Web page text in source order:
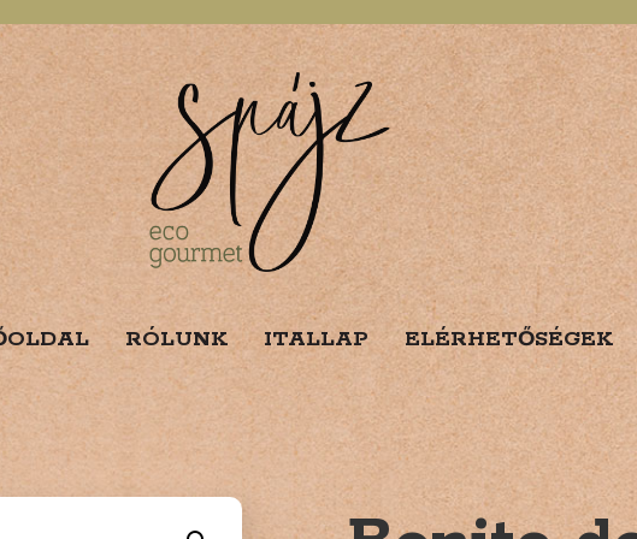
RÓLUNK ITALLAP ELÉRHETŐSÉGEK